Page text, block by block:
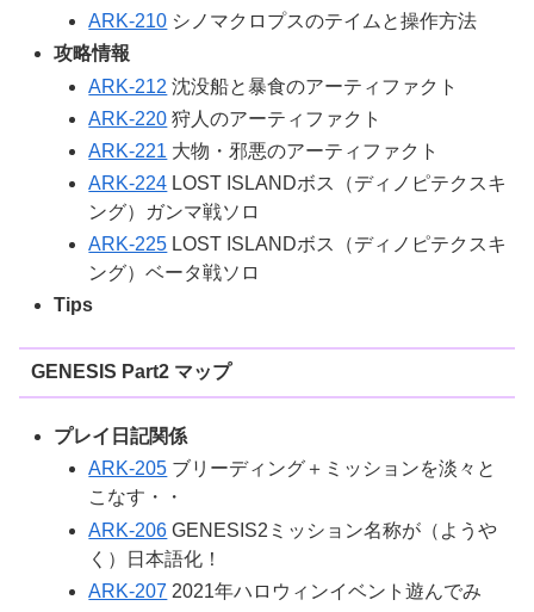
ARK-210 シノマクロプスのテイムと操作方法
攻略情報
ARK-212 沈没船と暴食のアーティファクト
ARK-220 狩人のアーティファクト
ARK-221 大物・邪悪のアーティファクト
ARK-224 LOST ISLANDボス（ディノピテクスキ
ング）ガンマ戦ソロ
ARK-225 LOST ISLANDボス（ディノピテクスキ
ング）ベータ戦ソロ
Tips
GENESIS Part2 マップ
プレイ日記関係
ARK-205 ブリーディング＋ミッションを淡々と
こなす・・
ARK-206 GENESIS2ミッション名称が（ようや
く）日本語化！
ARK-207 2021年ハロウィンイベント遊んでみ